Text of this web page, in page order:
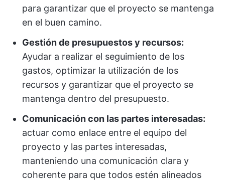
para garantizar que el proyecto se mantenga
en el buen camino.
Gestión de presupuestos y recursos:
Ayudar a realizar el seguimiento de los
gastos, optimizar la utilización de los
recursos y garantizar que el proyecto se
mantenga dentro del presupuesto.
Comunicación con las partes interesadas:
actuar como enlace entre el equipo del
proyecto y las partes interesadas,
manteniendo una comunicación clara y
coherente para que todos estén alineados